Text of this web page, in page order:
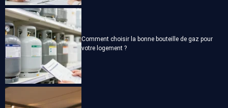
Comment choisir la bonne bouteille de gaz pour
votre logement ?